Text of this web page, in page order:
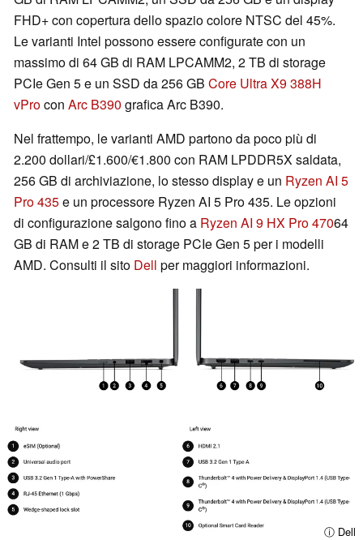
FHD+ con copertura dello spazio colore NTSC del 45%.
Le varianti Intel possono essere configurate con un
massimo di 64 GB di RAM LPCAMM2, 2 TB di storage
PCIe Gen 5 e un SSD da 256 GB Core Ultra X9 388H
vProcon Arc B390 grafica Arc B390.
Nel frattempo, le varianti AMD partono da poco più di
2.200 dollari/£1.600/€1.800 con RAM LPDDR5X saldata,
256 GB di archiviazione, lo stesso display e un Ryzen AI 5
Pro 435e un processore Ryzen AI 5 Pro 435. Le opzioni
di configurazione salgono fino a Ryzen AI 9 HX Pro 47064
GB di RAM e 2 TB di storage PCIe Gen 5 per i modelli
AMD. Consulti il sito Dell per maggiori informazioni.
ⓘ Dell